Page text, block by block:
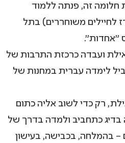
חלומה זה, פנתה ללמוד
לחיילים משוחררים) בתל
"אחדות".
באילת ועבדה כרכזת התרבות של
לימדה עברית במחנות של
אילת, רק כדי לשוב אליה כתום
בדיג כתחביב ולמדה בדרך של
– בהמלחה, בכבישה, בעישון